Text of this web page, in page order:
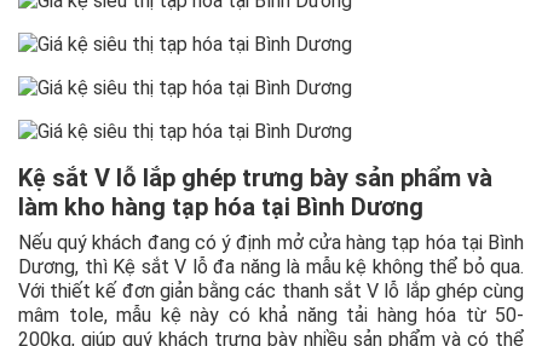
Kệ sắt V lỗ lắp ghép trưng bày sản phẩm và
làm kho hàng tạp hóa tại Bình Dương
Nếu quý khách đang có ý định mở cửa hàng tạp hóa tại Bình
Dương, thì Kệ sắt V lỗ đa năng là mẫu kệ không thể bỏ qua.
Với thiết kế đơn giản bằng các thanh sắt V lỗ lắp ghép cùng
mâm tole, mẫu kệ này có khả năng tải hàng hóa từ 50-
200kg, giúp quý khách trưng bày nhiều sản phẩm và có thể